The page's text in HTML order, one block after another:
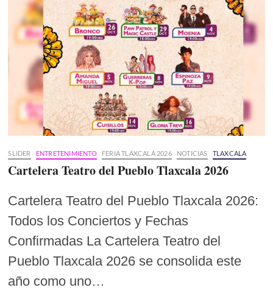
SLIDER ENTRETENIMIENTO FERIA TLAXCALA 2026 NOTICIAS TLAXCALA
Cartelera Teatro del Pueblo Tlaxcala 2026
Cartelera Teatro del Pueblo Tlaxcala 2026:
Todos los Conciertos y Fechas
Confirmadas La Cartelera Teatro del
Pueblo Tlaxcala 2026 se consolida este
año como uno…